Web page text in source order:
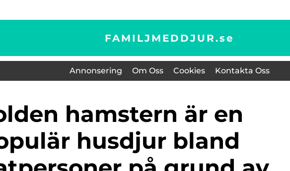
FAMILJMEDDJUR.se
Annonsering Om Oss Cookies Kontakta Oss
husdjur bland